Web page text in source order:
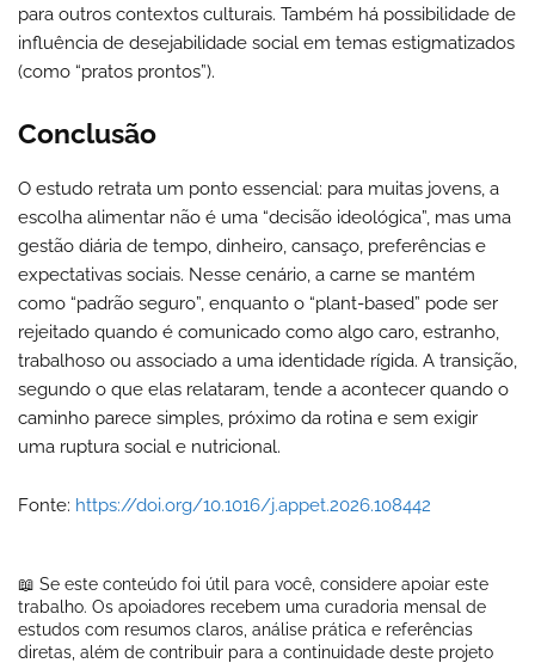
para outros contextos culturais. Também há possibilidade de
influência de desejabilidade social em temas estigmatizados
(como “pratos prontos”).
Conclusão
O estudo retrata um ponto essencial: para muitas jovens, a
escolha alimentar não é uma “decisão ideológica”, mas uma
gestão diária de tempo, dinheiro, cansaço, preferências e
expectativas sociais. Nesse cenário, a carne se mantém
como “padrão seguro”, enquanto o “plant-based” pode ser
rejeitado quando é comunicado como algo caro, estranho,
trabalhoso ou associado a uma identidade rígida. A transição,
segundo o que elas relataram, tende a acontecer quando o
caminho parece simples, próximo da rotina e sem exigir
uma ruptura social e nutricional.
Fonte: https://doi.org/10.1016/j.appet.2026.108442
📖 Se este conteúdo foi útil para você, considere apoiar este
trabalho. Os apoiadores recebem uma curadoria mensal de
estudos com resumos claros, análise prática e referências
diretas, além de contribuir para a continuidade deste projeto